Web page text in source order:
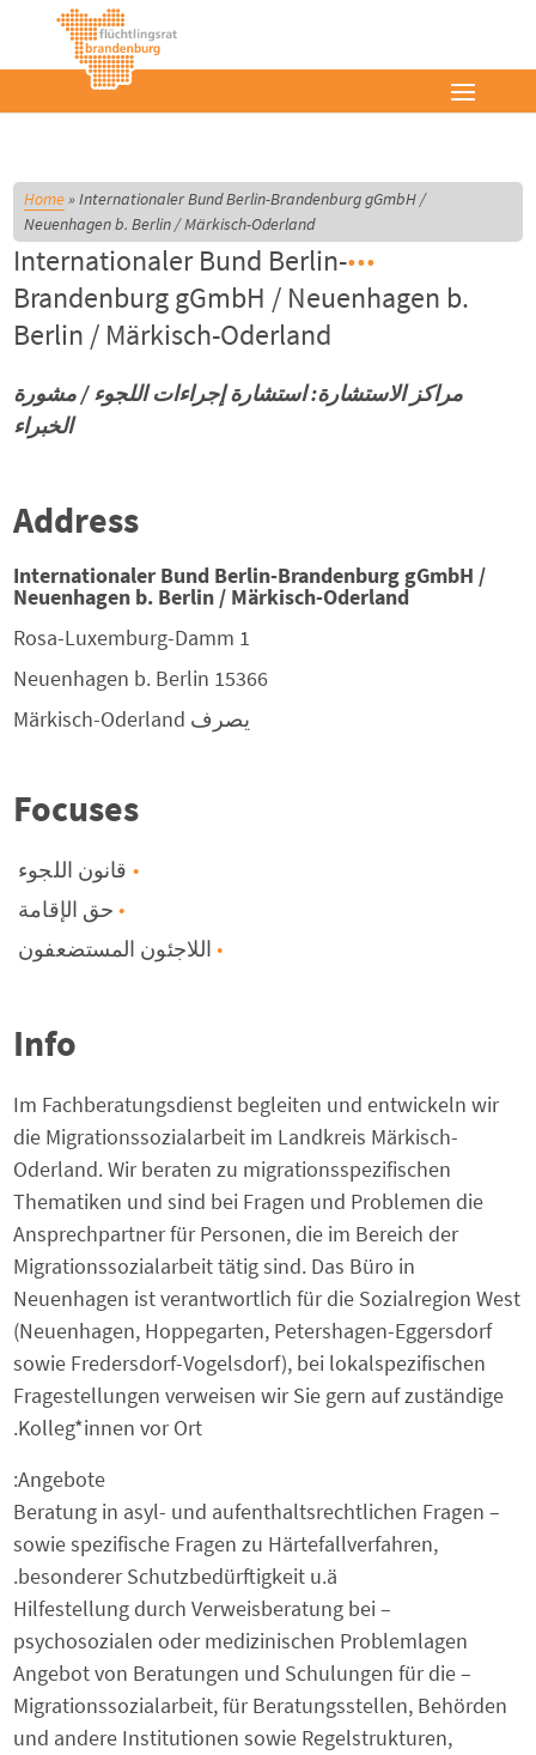
Home»Internationaler Bund Berlin-Brandenburg gGmbH /
Neuenhagen b. Berlin / Märkisch-Oderland
Internationaler Bund Berlin-
Brandenburg gGmbH / Neuenhagen b.
Berlin / Märkisch-Oderland
مراكز الاستشارة: استشارة إجراءات اللجوء / مشورة
الخبراء
Address
Internationaler Bund Berlin-Brandenburg gGmbH /
Neuenhagen b. Berlin / Märkisch-Oderland
Rosa-Luxemburg-Damm 1
15366
Neuenhagen b. Berlin
يصرف Märkisch-Oderland
Focuses
قانون اللجوء
حق الإقامة
اللاجئون المستضعفون
Info
Im Fachberatungsdienst begleiten und entwickeln wir
die Migrationssozialarbeit im Landkreis Märkisch-
Oderland. Wir beraten zu migrationsspezifischen
Thematiken und sind bei Fragen und Problemen die
Ansprechpartner für Personen, die im Bereich der
Migrationssozialarbeit tätig sind. Das Büro in
Neuenhagen ist verantwortlich für die Sozialregion West
(Neuenhagen, Hoppegarten, Petershagen-Eggersdorf
sowie Fredersdorf-Vogelsdorf), bei lokalspezifischen
Fragestellungen verweisen wir Sie gern auf zuständige
Kolleg*innen vor Ort.
Angebote:
– Beratung in asyl- und aufenthaltsrechtlichen Fragen
sowie spezifische Fragen zu Härtefallverfahren,
besonderer Schutzbedürftigkeit u.ä.
– Hilfestellung durch Verweisberatung bei
psychosozialen oder medizinischen Problemlagen
– Angebot von Beratungen und Schulungen für die
Migrationssozialarbeit, für Beratungsstellen, Behörden
und andere Institutionen sowie Regelstrukturen,